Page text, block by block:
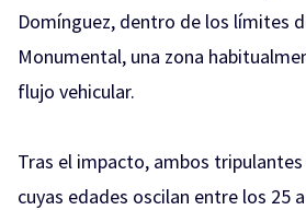
Domínguez, dentro de los límites
Monumental, una zona
flujo vehicular.
Tras el impacto, ambos
cuyas edades oscilan entre los 25